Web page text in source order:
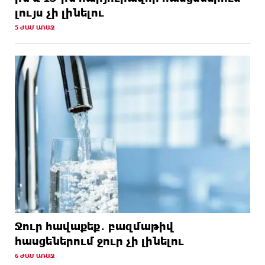
լույս չի լինելու
5 ԺԱՄ ԱՌԱՋ
Ջուր հավաքեք․ բազմաթիվ
հասցեներում ջուր չի լինելու
6 ԺԱՄ ԱՌԱՋ